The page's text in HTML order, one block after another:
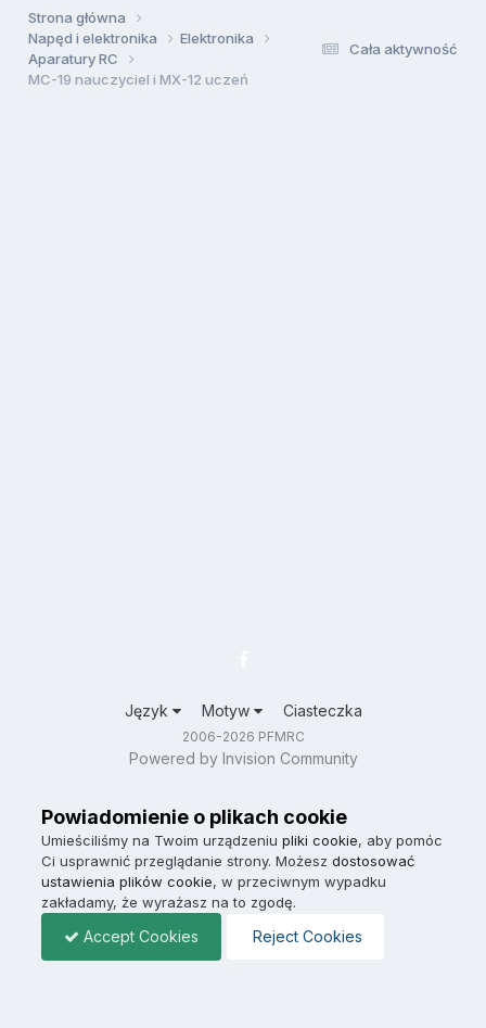
Cała aktywność
Strona główna
Napęd i elektronika
Elektronika
Aparatury RC
MC-19 nauczyciel i MX-12 uczeń
Język Motyw Ciasteczka
2006-2026 PFMRC
Powered by Invision Community
Powiadomienie o plikach cookie
Umieściliśmy na Twoim urządzeniu pliki cookie, aby pomóc
Ci usprawnić przeglądanie strony. Możesz dostosować
ustawienia plików cookie, w przeciwnym wypadku
zakładamy, że wyrażasz na to zgodę.
Accept Cookies Reject Cookies